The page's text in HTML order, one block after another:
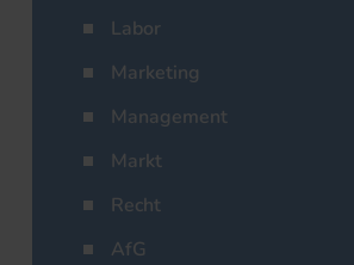
Labor
Marketing
Management
Markt
Recht
AfG